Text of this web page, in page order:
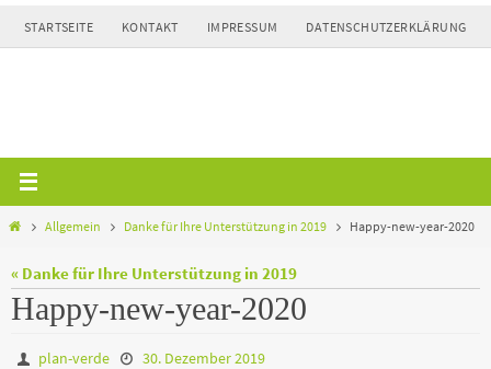
Zum
Inhalt
STARTSEITE KONTAKT IMPRESSUM DATENSCHUTZERKLÄRUNG
HomeAllgemein Danke für Ihre Unterstützung in 2019 Happy-new-year-2020
« Danke für Ihre Unterstützung in 2019
Happy-new-year-2020
plan-verde 30. Dezember 2019